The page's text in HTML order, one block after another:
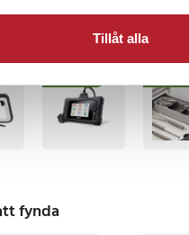
Tillåt alla
fynda